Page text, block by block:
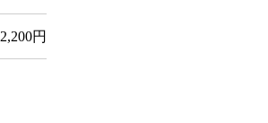
2,200円